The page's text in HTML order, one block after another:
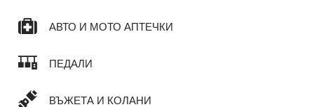
АВТО И МОТО АПТЕЧКИ
ПЕДАЛИ
ВЪЖЕТА И КОЛАНИ